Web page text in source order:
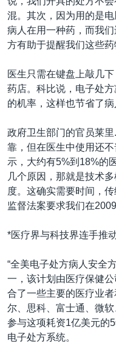
南中国海争端
关注西藏
GEN Z 看美国
其他语言网站
混。其次，因为用的是
病人在用一种药，而我
方有助于提醒我们这些药
医生只需在键盘上敲几
药店。科比说，电子处
的机率，这样也节省了病
政府卫生部门的官员莱
靠，但在医生中使用还
示，大约有5%到18%的
几个原因，那就是技术
度。这确实需要时间，
监督法案要求我们在
*医疗界与科技界连手推
“全美电子处方病人安全
一，该计划由医疗保健
合了一些主要的医疗业
尔、思科、富士通、微
参与这项耗资1亿美元的
电子处方系统。